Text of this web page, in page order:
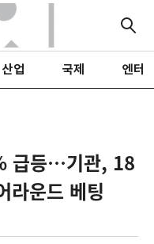
산업 국제 엔터
급등…기관, 18
라운드 베팅